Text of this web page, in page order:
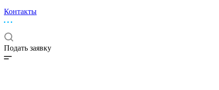
Контакты
Подать заявку